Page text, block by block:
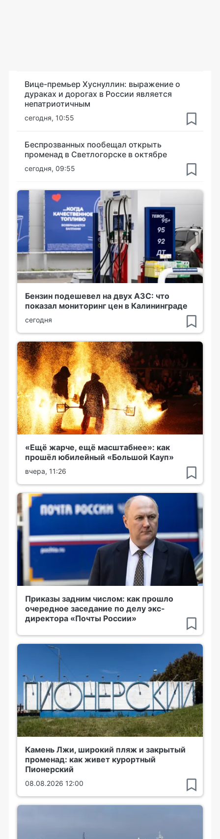
Вице-премьер Хуснуллин: выражение о
дураках и дорогах в России является
непатриотичным
сегодня, 10:55
Беспрозванных пообещал открыть
променад в Светлогорске в октябре
сегодня, 09:55
Бензин подешевел на двух АЗС: что
показал мониторинг цен в Калининграде
сегодня
«Ещё жарче, ещё масштабнее»: как
прошёл юбилейный «Большой Кауп»
вчера, 11:26
Приказы задним числом: как прошло
очередное заседание по делу экс-
директора «Почты России»
Камень Лжи, широкий пляж и закрытый
променад: как живет курортный
Пионерский
08.08.2026 12:00